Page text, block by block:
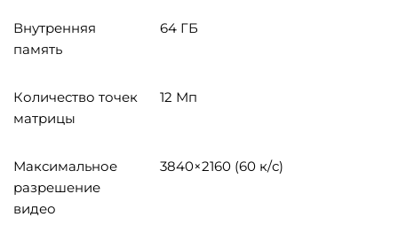
Внутренняя
память
64 ГБ
Количество точек
матрицы
12 Мп
Максимальное
разрешение
видео
3840×2160 (60 к/с)